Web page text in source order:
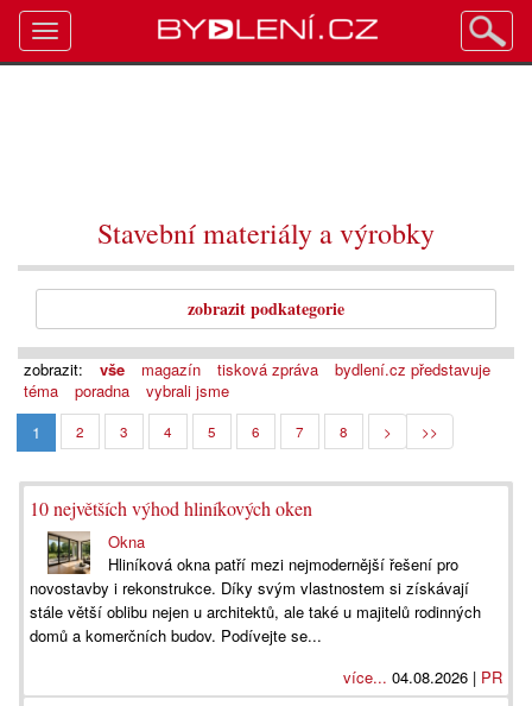
Stavební materiály a výrobky
zobrazit podkategorie
zobrazit: vše magazín tisková zpráva
bydlení.cz představuje
téma
poradna
vybrali jsme
1
2 3 4 5 6 7 8 > >>
10 největších výhod hliníkových oken
Okna
Hliníková okna patří mezi nejmodernější řešení pro
novostavby i rekonstrukce. Díky svým vlastnostem si získávají
stále větší oblibu nejen u architektů, ale také u majitelů rodinných
domů a komerčních budov. Podívejte se...
více... 04.08.2026 | PR
Toggle
navigation